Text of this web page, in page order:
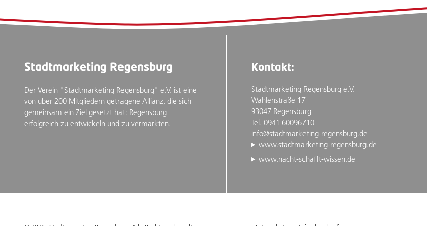
Stadtmarketing Regensburg
Der Verein "Stadtmarketing Regensburg" e.V. ist eine
von über 200 Mitgliedern getragene Allianz, die sich
gemeinsam ein Ziel gesetzt hat: Regensburg
erfolgreich zu entwickeln und zu vermarkten.
Kontakt:
Stadtmarketing Regensburg e.V.
Wahlenstraße 17
93047 Regensburg
Tel. 0941 60096710
info@stadtmarketing-regensburg.de
www.stadtmarketing-regensburg.de
www.nacht-schafft-wissen.de